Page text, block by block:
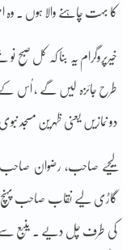
کا بہت چاہنے والا ہوں ۔ وہ
خیرپروگرام یہ بنا کہ کل
طرح جائزہ لیں گے ، اُس کے
دو نمازیں یعنی ظہرین مسجد
لیجیے صاحب، رضوان صاحب
گاڑی لیے نقاب صاحب پہنچ
کی طرف چل دیے ۔ ینبع سے